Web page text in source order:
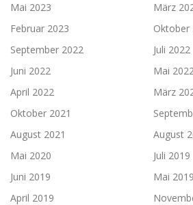
Mai 2023
März
Februar 2023
Oktober
September 2022
Juli 2022
Juni 2022
Mai
April 2022
März
Oktober 2021
August 2021
August
Mai 2020
Juli 2019
Juni 2019
Mai 2019
April 2019